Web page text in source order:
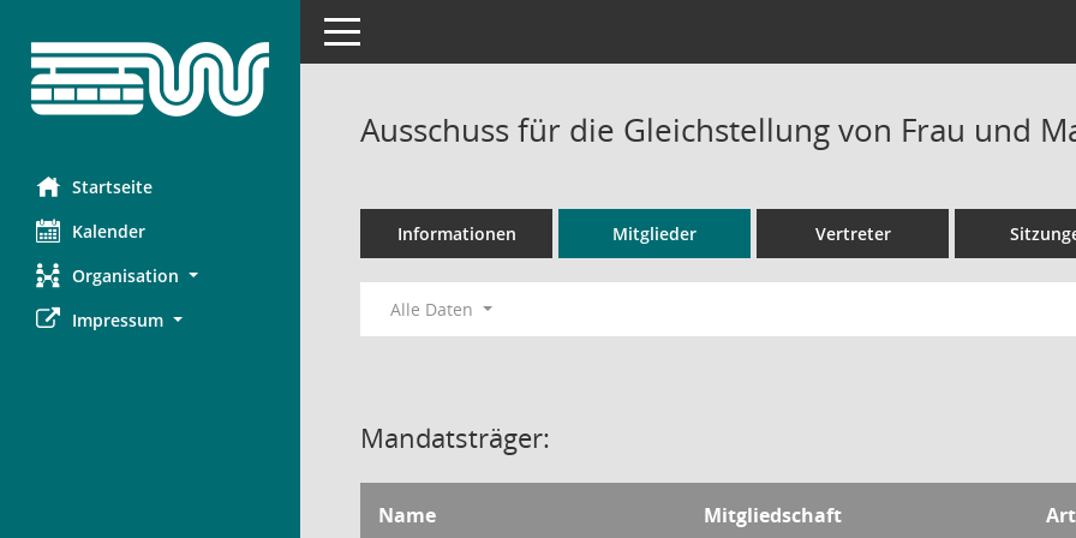
Startseite
Kalender
Organisation
Impressum
Toggle navigation
Ausschuss für die Gleichstellung von Frau und
Informationen Mitglieder Vertreter
Alle Daten
Mandatsträger:
Name Mitgliedschaft